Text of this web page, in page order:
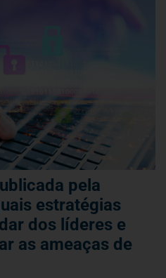
pela
estratégias
dos líderes e
as ameaças de